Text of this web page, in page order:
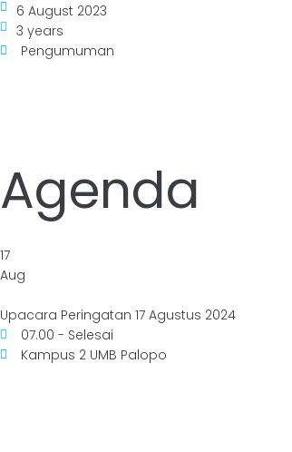
6 August 2023
3 years
Pengumuman
Agenda
17
Aug
Upacara Peringatan 17 Agustus 2024
07.00 - Selesai
Kampus 2 UMB Palopo